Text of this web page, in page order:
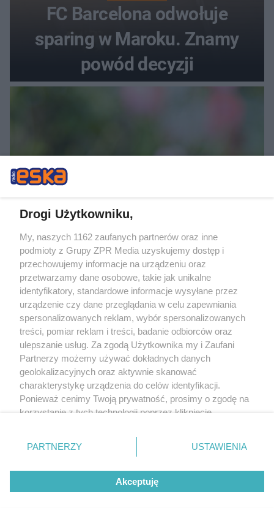
FC Barcelona odwołuje
sparing w Maroku. Znamy
powód decyzji
Kret znów rozkopuje trawnik?
Wystarczy popularny produkt
z kuchni, by uciekł w
popłochu
Przyczyna śmierci Brandona
Drogi Użytkowniku,
My, naszych 1162 zaufanych partnerów oraz inne
podmioty z Grupy ZPR Media uzyskujemy dostęp i
przechowujemy informacje na urządzeniu oraz
przetwarzamy dane osobowe, takie jak unikalne
identyfikatory, standardowe informacje wysyłane przez
urządzenie czy dane przeglądania w celu zapewniania
spersonalizowanych reklam, wybór spersonalizowanych
treści, pomiar reklam i treści, badanie odbiorców oraz
ulepszanie usług. Za zgodą Użytkownika my i Zaufani
Partnerzy możemy używać dokładnych danych
geolokalizacyjnych oraz aktywnie skanować
charakterystykę urządzenia do celów identyfikacji.
Ponieważ cenimy Twoją prywatność, prosimy o zgodę na
korzystanie z tych technologii poprzez kliknięcie
zmienić/wycofać klikając przycisk ustawień prywatności
znajdujący się w lewym dolnym rogu strony
rodzaje przetwarzania danych nie wymagają zgody
użytkownika, ale masz prawo sprzeciwić się takiemu
przetwarzaniu. Preferencje będą miały zastosowanie tylko
PARTNERZY USTAWIENIA
Akceptuję